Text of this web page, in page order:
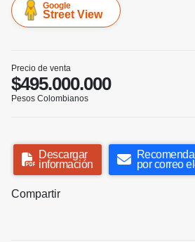
Google
Street View
Precio de venta
$495.000.000
Pesos Colombianos
Descargar
información
por correo
Compartir